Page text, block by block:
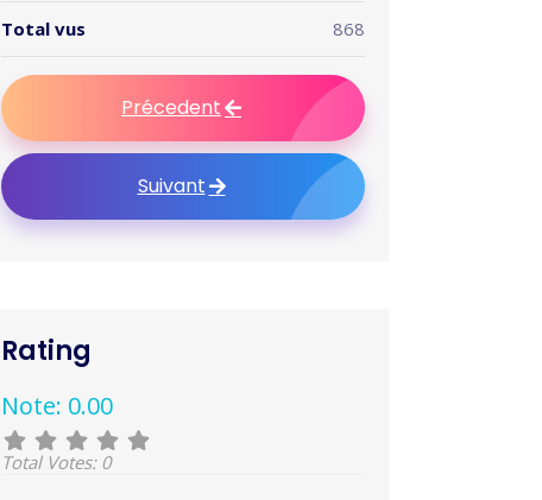
Total vus 868
Précedent
Suivant
Rating
Note: 0.00
Total Votes: 0